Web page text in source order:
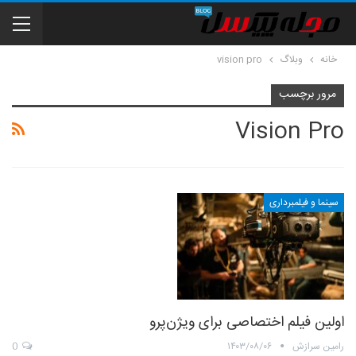
خانه وبلاگ vision pro
مرور برچسب
Vision Pro
سینما و فیلمبرداری
اولین فیلم اختصاصی برای ویژن‌پرو
رامین سرازش ۱۴۰۳/۰۸/۰۶